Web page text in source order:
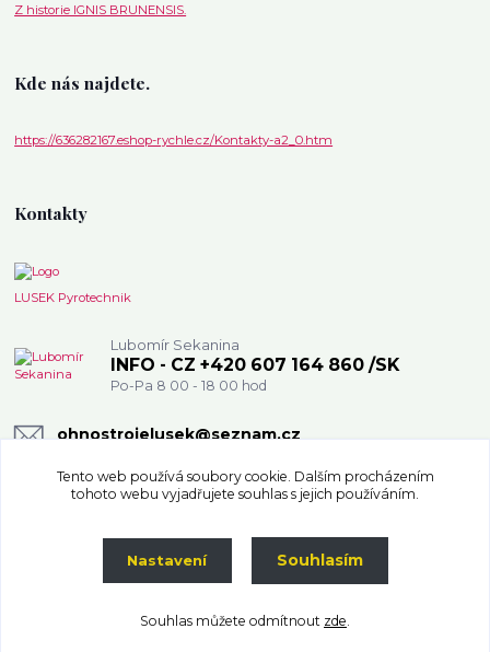
Z historie IGNIS BRUNENSIS.
Kde nás najdete.
https://636282167.eshop-rychle.cz/Kontakty-a2_0.htm
Kontakty
LUSEK Pyrotechnik
Lubomír Sekanina
INFO - CZ +420 607 164 860 /SK
Po-Pa 8 00 - 18 00 hod
ohnostrojelusek@seznam.cz
Vytvořeno na Eshop-rychle.cz
Tento web používá soubory cookie. Dalším procházením
tohoto webu vyjadřujete souhlas s jejich používáním.
Nastavení Souhlasím
Souhlas můžete odmítnout zde